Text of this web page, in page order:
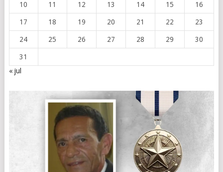
10 11 12 13 14 15 16
17 18 19 20 21 22 23
24 25 26 27 28 29 30
31
« jul